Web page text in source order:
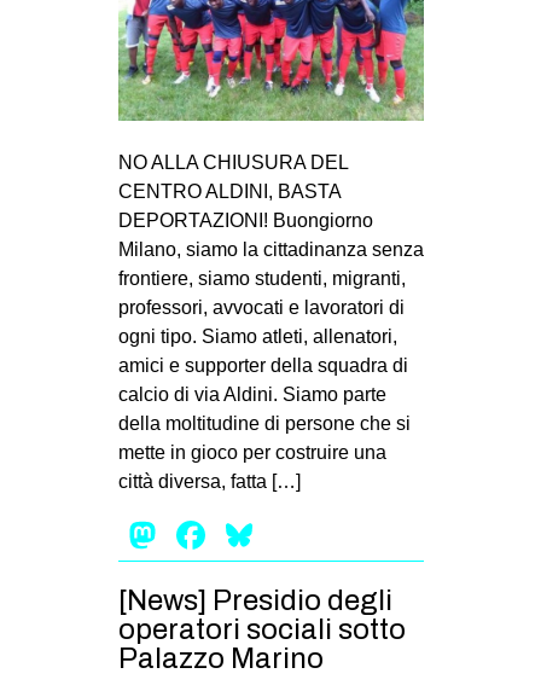
NO ALLA CHIUSURA DEL
CENTRO ALDINI, BASTA
DEPORTAZIONI! Buongiorno
Milano, siamo la cittadinanza senza
frontiere, siamo studenti, migranti,
professori, avvocati e lavoratori di
ogni tipo. Siamo atleti, allenatori,
amici e supporter della squadra di
calcio di via Aldini. Siamo parte
della moltitudine di persone che si
mette in gioco per costruire una
città diversa, fatta […]
Mastodon
Facebook
[News] Presidio degli
operatori sociali sotto
Palazzo Marino